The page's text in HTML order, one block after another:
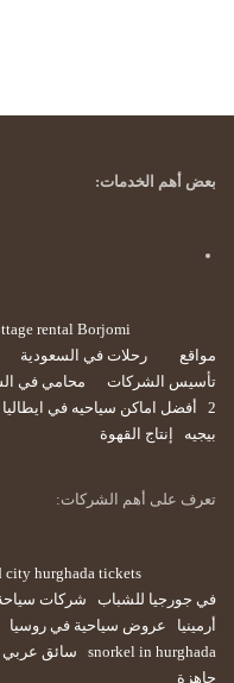
بعض أهم الخدمات:
rental Borjomi
مواقع
رحلات في السعودية
تأسيس الشركات
محامي في
2
أفضل اماكن سياحيه في ايطاليا
بيجيه
إنتاج القهوة
تعرف على أهم الشركات:
city hurghada tickets
في جورجيا للشباب
شركات سياحة
أرمينيا
عروض سياحية في روسيا
snorkel in hurghada
سائق عربي
جاهزة